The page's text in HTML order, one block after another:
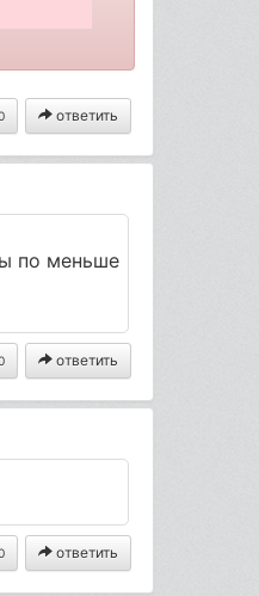
ответить
по меньше
ответить
ответить